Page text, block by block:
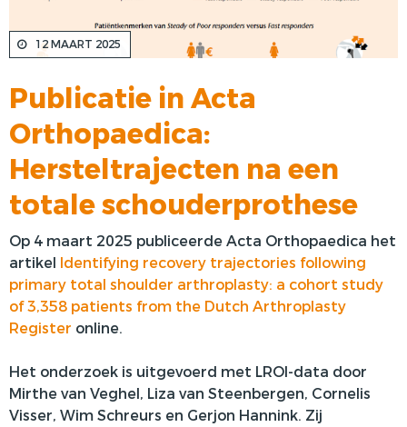
VOORSTE KRUISBAND
SYNTHETISEREN VAN LROI-DATA
12 MAART 2025
Publicatie in Acta
Orthopaedica:
Hersteltrajecten na een
totale schouderprothese
Op 4 maart 2025 publiceerde Acta Orthopaedica het
artikel Identifying recovery trajectories following
primary total shoulder arthroplasty: a cohort study
of 3,358 patients from the Dutch Arthroplasty
Register online.
Het onderzoek is uitgevoerd met LROI-data door
Mirthe van Veghel, Liza van Steenbergen, Cornelis
Visser, Wim Schreurs en Gerjon Hannink. Zij